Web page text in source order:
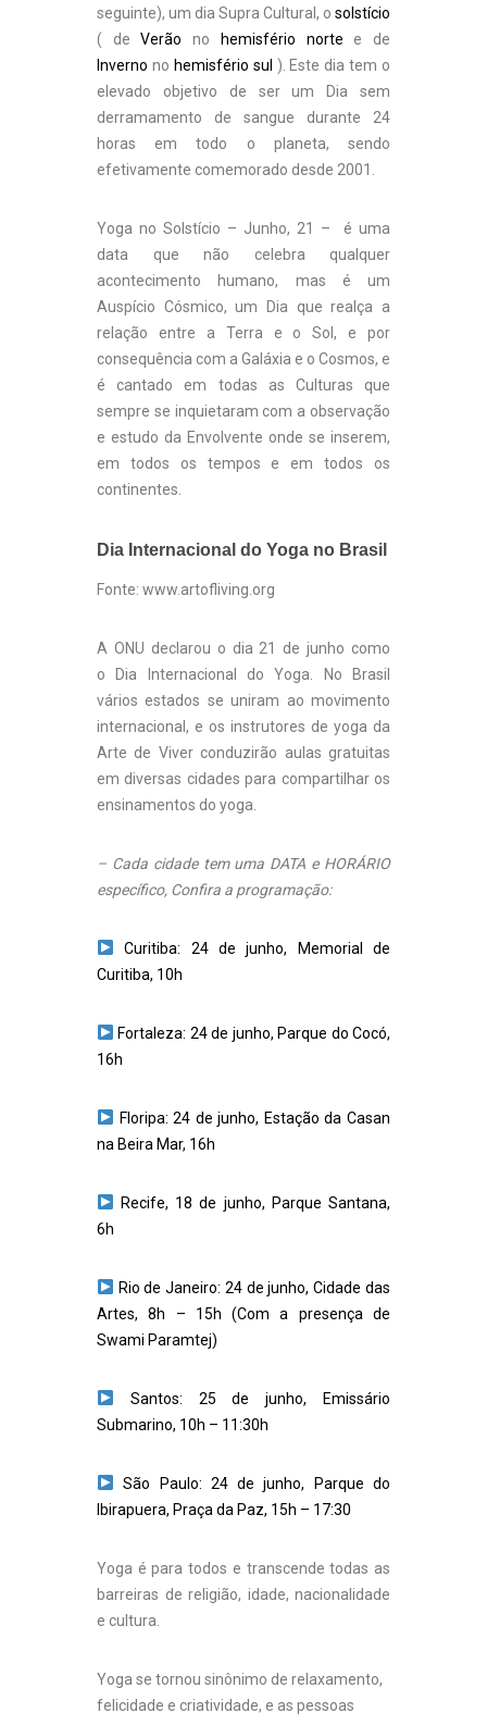
seguinte), um dia Supra Cultural, o solstício
( deVerão no hemisfério norte e de
Inverno no hemisfério sul ). Este dia tem o
elevado objetivo de ser um Dia sem
derramamento de sangue durante 24
horas em todo o planeta, sendo
efetivamente comemorado desde 2001.
Yoga no Solstício – Junho, 21 – é uma
data que não celebra qualquer
acontecimento humano, mas é um
Auspício Cósmico, um Dia que realça a
relação entre a Terra e o Sol, e por
consequência com a Galáxia e o Cosmos, e
é cantado em todas as Culturas que
sempre se inquietaram com a observação
e estudo da Envolvente onde se inserem,
em todos os tempos e em todos os
continentes.
Dia Internacional do Yoga no Brasil
Fonte: www.artofliving.org
A ONU declarou o dia 21 de junho como
o Dia Internacional do Yoga. No Brasil
vários estados se uniram ao movimento
internacional, e os instrutores de yoga da
Arte de Viver conduzirão aulas gratuitas
em diversas cidades para compartilhar os
ensinamentos do yoga.
– Cada cidade tem uma DATA e HORÁRIO
específico, Confira a programação:
Curitiba: 24 de junho, Memorial de
Curitiba, 10h
Fortaleza: 24 de junho, Parque do Cocó,
16h
Floripa: 24 de junho, Estação da Casan
na Beira Mar, 16h
Recife, 18 de junho, Parque Santana,
6h
Rio de Janeiro: 24 de junho, Cidade das
Artes, 8h – 15h (Com a presença de
Swami Paramtej)
Santos: 25 de junho, Emissário
Submarino, 10h – 11:30h
São Paulo: 24 de junho, Parque do
Ibirapuera, Praça da Paz, 15h – 17:30
Yoga é para todos e transcende todas as
barreiras de religião, idade, nacionalidade
e cultura.
Yoga se tornou sinônimo de relaxamento,
felicidade e criatividade, e as pessoas